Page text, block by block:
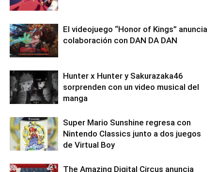
El videojuego “Honor of Kings” anuncia
colaboración con DAN DA DAN
Hunter x Hunter y Sakurazaka46
sorprenden con un video musical del
manga
Super Mario Sunshine regresa con
Nintendo Classics junto a dos juegos
de Virtual Boy
The Amazing Digital Circus anuncia